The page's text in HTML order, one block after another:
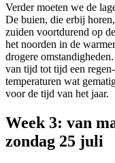
Verder moeten we de
De buien, die erbij
zuiden voortdurend op
het noorden in de
drogere
van tijd tot tijd een
temperaturen wat
voor de tijd van het jaar.
Week 3: van
zondag 25 juli